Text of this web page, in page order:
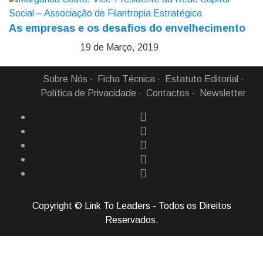
As empresas e os desafios do envelhecimento
19 de Março, 2019
Sobre Nós Ficha Técnica
Estatuto Editorial
Política de Privacidade
Contactos Newsletter
Copyright © Link To Leaders - Todos os Direitos
Reservados.